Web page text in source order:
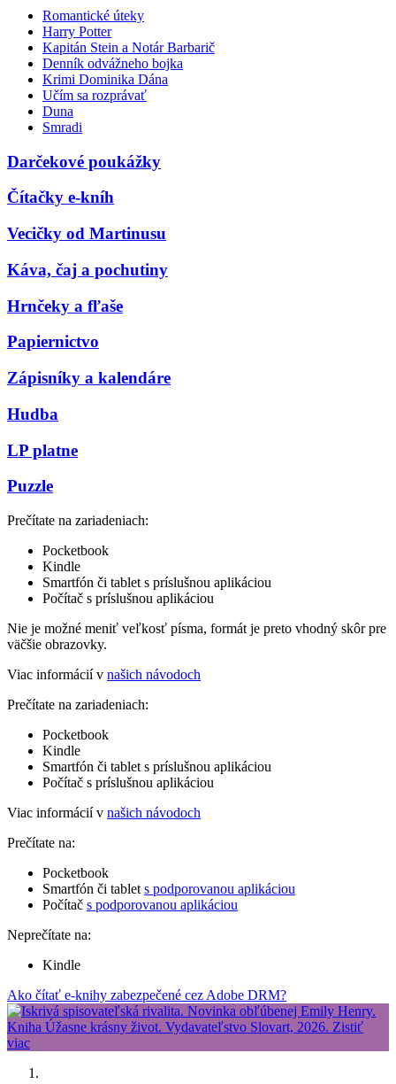
Romantické úteky
Harry Potter
Kapitán Stein a Notár Barbarič
Denník odvážneho bojka
Krimi Dominika Dána
Učím sa rozprávať
Duna
Smradi
Darčekové poukážky
Čítačky e-kníh
Vecičky od Martinusu
Káva, čaj a pochutiny
Hrnčeky a fľaše
Papiernictvo
Zápisníky a kalendáre
Hudba
LP platne
Puzzle
Prečítate na zariadeniach:
Pocketbook
Kindle
Smartfón či tablet s príslušnou aplikáciou
Počítač s príslušnou aplikáciou
Nie je možné meniť veľkosť písma, formát je preto vhodný skôr pre
väčšie obrazovky.
Viac informácií v našich návodoch
Prečítate na zariadeniach:
Pocketbook
Kindle
Smartfón či tablet s príslušnou aplikáciou
Počítač s príslušnou aplikáciou
Viac informácií v našich návodoch
Prečítate na:
Pocketbook
Smartfón či tablet s podporovanou aplikáciou
Počítač s podporovanou aplikáciou
Neprečítate na:
Kindle
Ako čítať e-knihy zabezpečené cez Adobe DRM?